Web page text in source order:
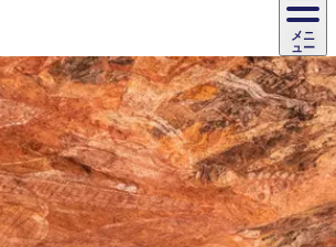
メニ
ュー
ア
ー
ズ
ロ
ッ
ク
ダ
ー
ウ
ィ
ン
リ
ス
ス
プ
リ
ン
グ
ズ
カ
カ
ド
ゥ
国
立
公
園
チ
フ
ィ
ー
ル
ド
国
立
公
園
ワ
タ
ル
カ
国
立
公
園
テ
ィ
ウ
ィ
諸
島
ニ
ト
ミ
ル
ク
国
立
公
園
ル
ル
/
デ
ビ
ル
ズ・
マ
ー
ブ
ル
ズ
保
ジ
ャ/
ウ
ェ
ス
ト
マ
ク
ド
ネ
ル
国
立
住
民
文
化
体
験
ド
＆
ド
リ
ン
ク
ィ
バ
ル
と
イ
ベ
ン
ト
ア・
ア
ク
テ
ィ
ビ
テ
ィ
自
然
と
野
生
生
物
歴
史
と
伝
統
釣
り
ラ
グ
ジ
ュ
ア
リ
ー
な
体
験
キ
ャ
ン
ピ
ン
グ
&
グ
ラ
ン
ピ
旅
の
宿
泊
施
設
ド
同
行
ツ
ア
ー
通
機
関
＆
レ
ン
タ
ル
プ
ラ
ン
＆
オ
フ
ァ
ー